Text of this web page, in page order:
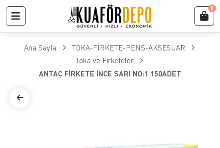
0
Ana Sayfa
TOKA-FİRKETE-PENS-AKSESUAR
Toka ve Firketeler
ANTAÇ FİRKETE İNCE SARI NO:1 150ADET